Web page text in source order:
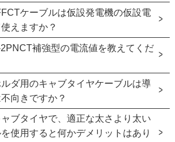
ケーブルは仮設発電機の仮設電
えますか？
補強型の電流値を教えてくだ
ダ用のキャブタイヤケーブルは導
向きですか？
ブタイヤで、適正な太さより太い
使用すると何かデメリットはあり